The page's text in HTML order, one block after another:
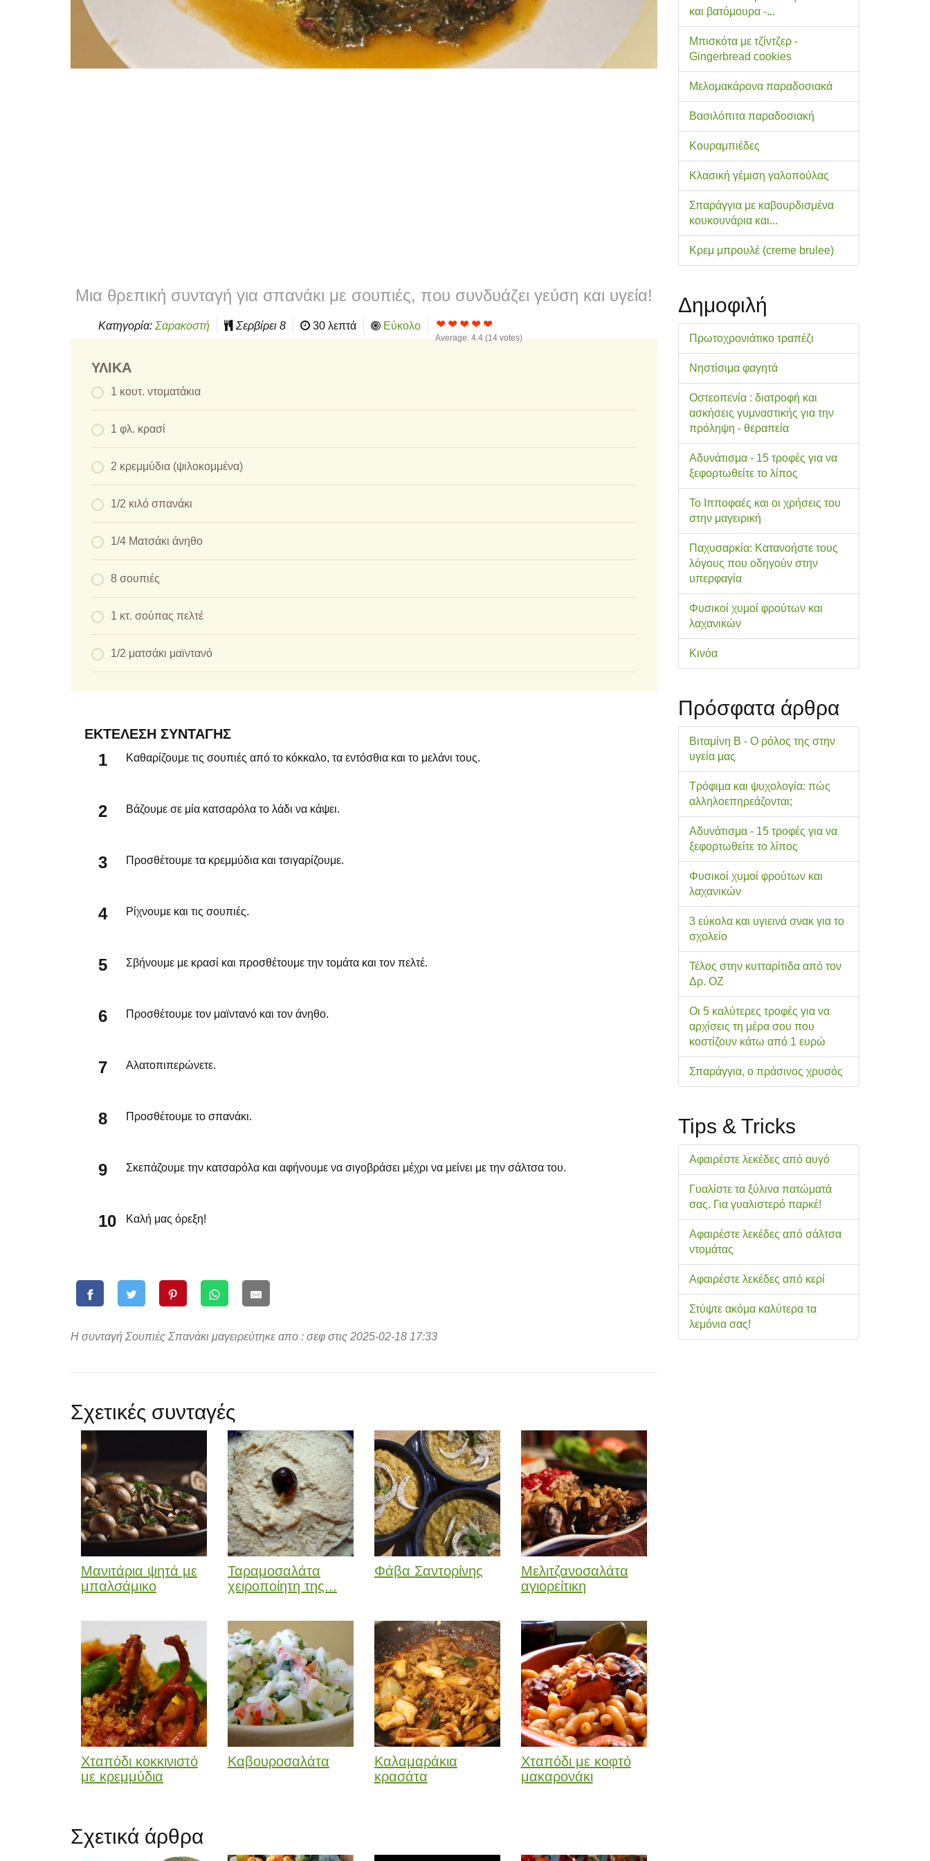
Μια θρεπική συνταγή για σπανάκι με σουπιές, που συνδυάζει γεύση και υγεία!
Κατηγορία: Σαρακοστή Σερβίρει 8 30 λεπτά Εύκολο
Average:4.4 (14votes)
ΥΛΙΚΆ
1 κουτ. ντοματάκια
1 φλ. κρασί
2 κρεμμύδια (ψιλοκομμένα)
1/2 κιλό σπανάκι
1/4 Ματσάκι άνηθο
8 σουπιές
1 κτ. σούπας πελτέ
1/2 ματσάκι μαϊντανό
ΕΚΤΈΛΕΣΗ ΣΥΝΤΑΓΉΣ
Καθαρίζουμε τις σουπιές από το κόκκαλο, τα εντόσθια και το μελάνι τους.
Βάζουμε σε μία κατσαρόλα το λάδι να κάψει.
Προσθέτουμε τα κρεμμύδια και τσιγαρίζουμε.
Ρίχνουμε και τις σουπιές.
Σβήνουμε με κρασί και προσθέτουμε την τομάτα και τον πελτέ.
Προσθέτουμε τον μαϊντανό και τον άνηθο.
Αλατοπιπερώνετε.
Προσθέτουμε το σπανάκι.
Σκεπάζουμε την κατσαρόλα και αφήνουμε να σιγοβράσει μέχρι να μείνει με την σάλτσα του.
Καλή μας όρεξη!
Η συνταγή Σουπιές Σπανάκι μαγειρεύτηκε απο : σεφ στις 2025-02-18 17:33
Σχετικές συνταγές
Μανιτάρια ψητά με
μπαλσάμικο
Ταραμοσαλάτα
χειροποίητη της...
Φάβα Σαντορίνης
Μελιτζανοσαλάτα
αγιορείτικη
Χταπόδι κοκκινιστό
με κρεμμύδια
Καβουροσαλάτα
Καλαμαράκια
κρασάτα
Χταπόδι με κοφτό
μακαρονάκι
Σχετικά άρθρα
και βατόμουρα -...
Μπισκότα με τζίντζερ -
Gingerbread cookies
Μελομακάρονα παραδοσιακά
Βασιλόπιτα παραδοσιακή
Κουραμπιέδες
Κλασική γέμιση γαλοπούλας
Σπαράγγια με καβουρδισμένα
κουκουνάρια και...
Κρεμ μπρουλέ (creme brulee)
Δημοφιλή
Πρωτοχρονιάτικο τραπέζι
Νηστίσιμα φαγητά
Οστεοπενία : διατροφή και
ασκήσεις γυμναστικής για την
πρόληψη - θεραπεία
Αδυνάτισμα - 15 τροφές για να
ξεφορτωθείτε το λίπος
Το Ιπποφαές και οι χρήσεις του
στην μαγειρική
Παχυσαρκία: Κατανοήστε τους
λόγους που οδηγούν στην
υπερφαγία
Φυσικοί χυμοί φρούτων και
λαχανικών
Κινόα
Πρόσφατα άρθρα
Βιταμίνη Β - Ο ρόλος της στην
υγεία μας
Τρόφιμα και ψυχολογία: πώς
αλληλοεπηρεάζονται;
Αδυνάτισμα - 15 τροφές για να
ξεφορτωθείτε το λίπος
Φυσικοί χυμοί φρούτων και
λαχανικών
3 εύκολα και υγιεινά σνακ για το
σχολείo
Τέλος στην κυτταρίτιδα από τον
Δρ. ΟΖ
Οι 5 καλύτερες τροφές για να
αρχίσεις τη μέρα σου που
κοστίζουν κάτω από 1 ευρώ
Σπαράγγια, ο πράσινος χρυσός
Tips & Tricks
Αφαιρέστε λεκέδες από αυγό
Γυαλίστε τα ξύλινα πατώματά
σας. Για γυαλιστερό παρκέ!
Αφαιρέστε λεκέδες από σάλτσα
ντομάτας
Αφαιρέστε λεκέδες από κερί
Στύψτε ακόμα καλύτερα τα
λεμόνια σας!